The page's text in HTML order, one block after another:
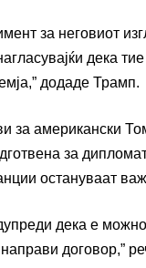
за неговиот
дека
додаде Трамп.
за американски
за
остануваат
дека е
договор,”